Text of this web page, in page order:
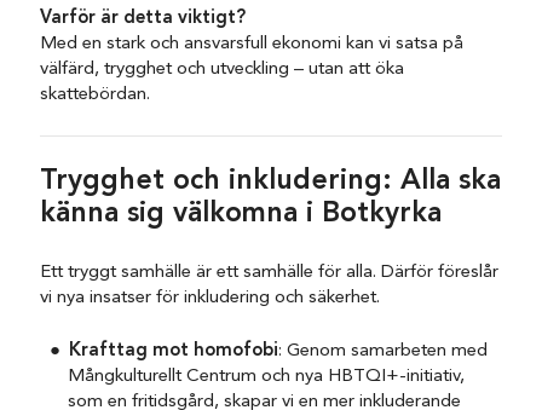
Varför är detta viktigt?
Med en stark och ansvarsfull ekonomi kan vi satsa på
välfärd, trygghet och utveckling – utan att öka
skattebördan.
Trygghet och inkludering: Alla ska
känna sig välkomna i Botkyrka
Ett tryggt samhälle är ett samhälle för alla. Därför föreslår
vi nya insatser för inkludering och säkerhet.
Krafttag mot homofobi: Genom samarbeten med
Mångkulturellt Centrum och nya HBTQI+-initiativ,
som en fritidsgård, skapar vi en mer inkluderande